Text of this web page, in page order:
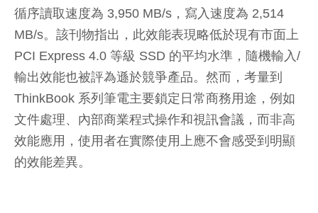
循序讀取速度為 3,950 MB/s，寫入速度為 2,514
MB/s。該刊物指出，此效能表現略低於現有市面上
PCI Express 4.0 等級 SSD 的平均水準，隨機輸入/
輸出效能也被評為遜於競爭產品。然而，考量到
ThinkBook 系列筆電主要鎖定日常商務用途，例如
文件處理、內部商業程式操作和視訊會議，而非高
效能應用，使用者在實際使用上應不會感受到明顯
的效能差異。